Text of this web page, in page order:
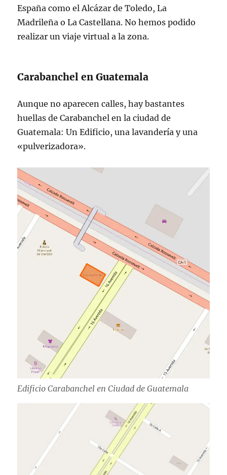
España como el Alcázar de Toledo, La
Madrileña o La Castellana. No hemos podido
realizar un viaje virtual a la zona.
Carabanchel en Guatemala
Aunque no aparecen calles, hay bastantes
huellas de Carabanchel en la ciudad de
Guatemala: Un Edificio, una lavandería y una
«pulverizadora».
Edificio Carabanchel en Ciudad de Guatemala